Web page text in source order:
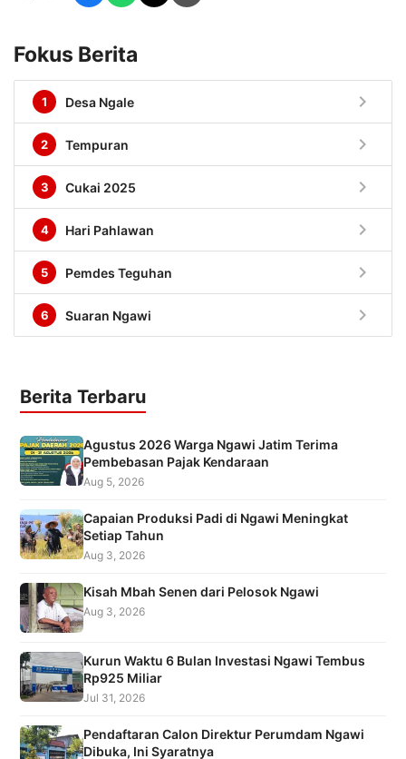
Fokus Berita
1 Desa Ngale chevron_right
2 Tempuran chevron_right
3 Cukai 2025 chevron_right
4 Hari Pahlawan chevron_right
5 Pemdes Teguhan chevron_right
6 Suaran Ngawi chevron_right
Berita Terbaru
Agustus 2026 Warga Ngawi Jatim Terima
Pembebasan Pajak Kendaraan
Aug 5, 2026
Capaian Produksi Padi di Ngawi Meningkat
Setiap Tahun
Aug 3, 2026
Kisah Mbah Senen dari Pelosok Ngawi
Aug 3, 2026
Kurun Waktu 6 Bulan Investasi Ngawi Tembus
Rp925 Miliar
Jul 31, 2026
Pendaftaran Calon Direktur Perumdam Ngawi
Dibuka, Ini Syaratnya